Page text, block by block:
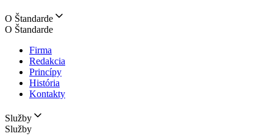
O Štandarde
O Štandarde
Firma
Redakcia
Princípy
História
Kontakty
Služby
Služby